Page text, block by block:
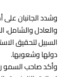
وشدد الجانبان على
والعادل والشامل،
السبيل لتحقيق
دولها وشعوبها.
وأكد صاحب السمو